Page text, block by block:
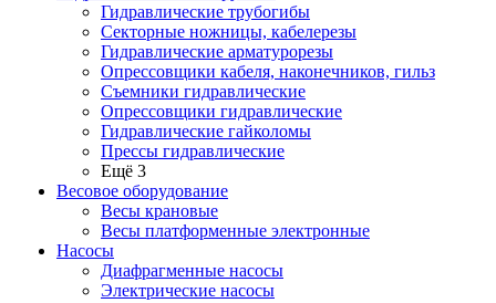
Гидравлические трубогибы
Секторные ножницы, кабелерезы
Гидравлические арматурорезы
Опрессовщики кабеля, наконечников, гильз
Съемники гидравлические
Опрессовщики гидравлические
Гидравлические гайколомы
Прессы гидравлические
Ещё 3
Весовое оборудование
Весы крановые
Весы платформенные электронные
Насосы
Диафрагменные насосы
Электрические насосы